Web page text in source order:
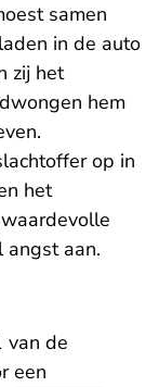
samen
in de auto
zij het
hem
op in
het
angst aan.
van de
een